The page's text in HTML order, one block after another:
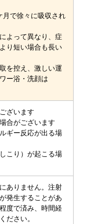
月で徐々に吸収され
よって異なり、症
り短い場合も長い
を控え、激しい運
ー浴・洗顔は
ざいます
合がございます
ギー反応が出る場
こり）が起こる場
ありません。注射
発生することがあ
度で済み、時間経
ださい。